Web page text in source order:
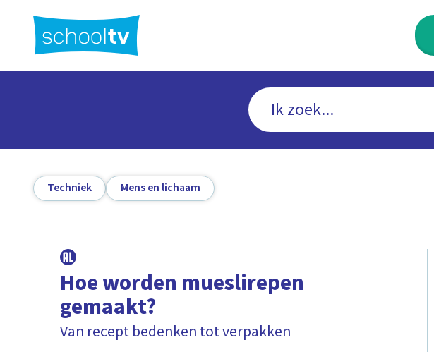
hoofdinhoud
Techniek Mens en lichaam
Hoe worden mueslirepen
gemaakt?
Van recept bedenken tot verpakken